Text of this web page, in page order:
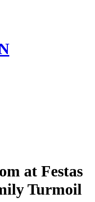
at Festas
Turmoil